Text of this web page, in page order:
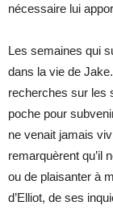
nécessaire lui
Les semaines qui
dans la vie de
recherches sur les
poche pour
ne venait jamais
remarquèrent qu’il
ou de plaisanter à
d’Elliot, de ses